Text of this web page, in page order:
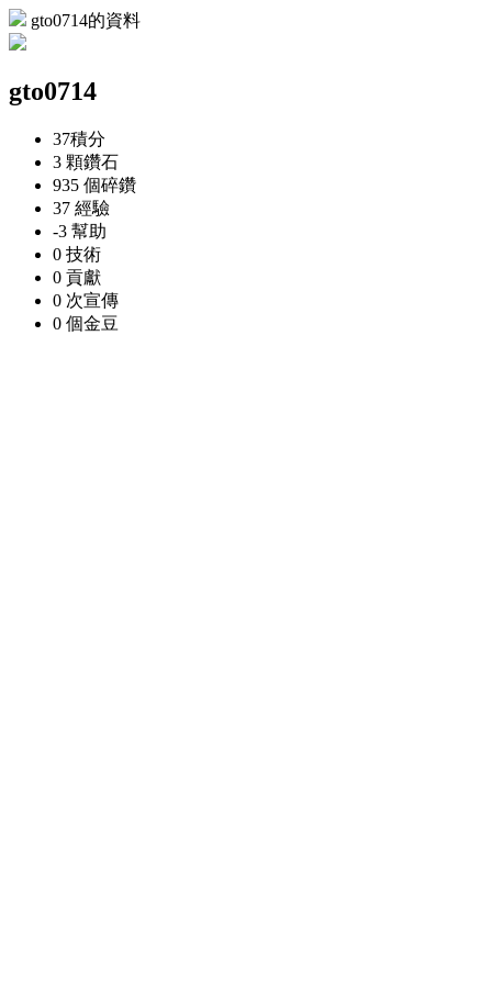
gto0714的資料
gto0714
37積分
3 顆鑽石
935 個碎鑽
37 經驗
-3 幫助
0 技術
0 貢獻
0 次宣傳
0 個金豆